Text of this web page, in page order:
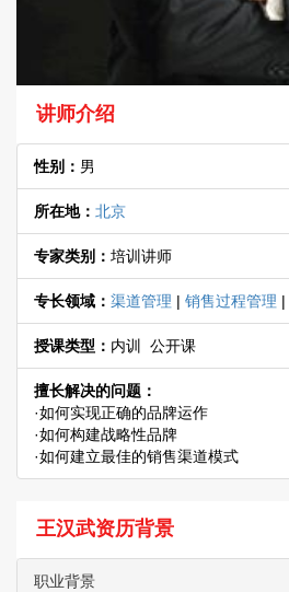
讲师介绍
性别： 男
所在地： 北京
专家类别： 培训讲师
专长领域： 渠道管理 | 销售过程管理 |
授课类型： 内训 公开课
擅长解决的问题：
·如何实现正确的品牌运作
·如何构建战略性品牌
·如何建立最佳的销售渠道模式
王汉武资历背景
职业背景